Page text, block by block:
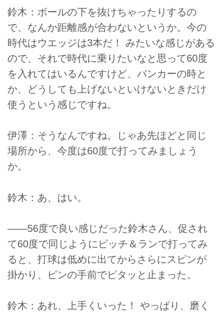
鈴木：ボールの下を抜けちゃったりするの
で、なんか距離感が合わないというか。今の
時代はウエッジは3本だ！ みたいな感じがある
ので、それで時代に乗りたいなと思って60度
を入れてはいるんですけど、バンカーの時と
か、どうしても上げないといけないときだけ
使うという感じですね。
伊澤：そうなんですね。じゃあ先ほどと同じ
場所から、今度は60度で打ってみましょう
か。
鈴木：あ、はい。
――56度で良い感じだった鈴木さん、促され
て60度で同じようにピッチ＆ランで打ってみ
ると、打球は低めに出てからさらにスピンが
掛かり、ピンの手前でピタッと止まった。
鈴木：あれ、上手くいった！ やっぱり、磨く